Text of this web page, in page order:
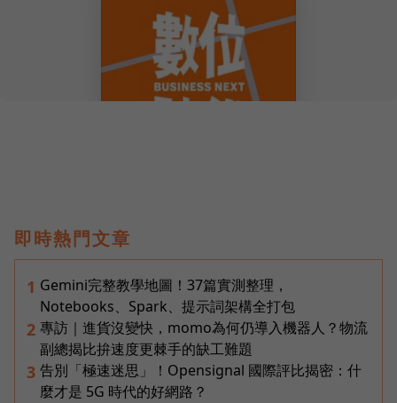
即時熱門文章
1 Gemini完整教學地圖！37篇實測整理，
Notebooks、Spark、提示詞架構全打包
2 專訪｜進貨沒變快，momo為何仍導入機器人？物流
副總揭比拚速度更棘手的缺工難題
3 告別「極速迷思」！Opensignal 國際評比揭密：什
麼才是 5G 時代的好網路？